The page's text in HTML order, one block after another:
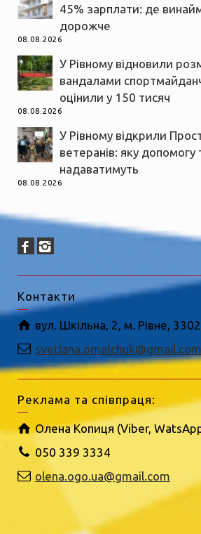
45% зарплати: де
дорожче
08.08.2026
У Рівному відновили
вандалами
оцінили у 150 тисяч
08.08.2026
У Рівному відкрили
ветеранів: яку допомогу
надаватимуть
08.08.2026
Контакти
вул. Шкільна, 2, м. Рівне,
svetlana.omelchuk@gmail.com
Реклама та співпраця:
Олена Копиця (Viber,
050 339 3334
olena.ogo.ua@gmail.com